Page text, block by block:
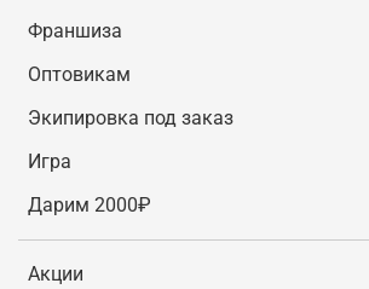
Франшиза
Оптовикам
Экипировка под заказ
Игра
Дарим 2000₽
Акции